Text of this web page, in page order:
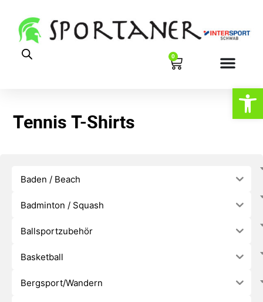
0
Tennis T-Shirts
Baden / Beach
Badminton / Squash
Ballsportzubehör
Basketball
Bergsport/Wandern